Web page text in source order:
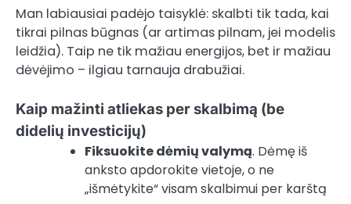
Man labiausiai padėjo taisyklė: skalbti tik tada, kai
tikrai pilnas būgnas (ar artimas pilnam, jei modelis
leidžia). Taip ne tik mažiau energijos, bet ir mažiau
dėvėjimo – ilgiau tarnauja drabužiai.
Kaip mažinti atliekas per skalbimą (be
didelių investicijų)
Fiksuokite dėmių valymą. Dėmę iš
anksto apdorokite vietoje, o ne
„išmėtykite“ visam skalbimui per karštą